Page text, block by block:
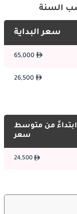
والأناقة. خطوطها الانسيابية، الشبكة الأمامية الجريئة، والمصابيح
سعر البداية
ابتداءً من متوسط
سعر